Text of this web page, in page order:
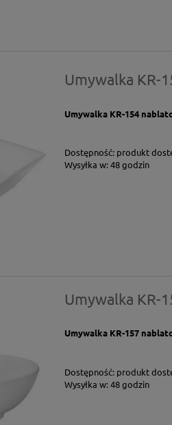
Umywalka KR-
Umywalka KR-154
Dostępność: produkt
Wysyłka w:48 godzin
Umywalka KR-
Umywalka KR-157
Dostępność: produkt
Wysyłka w:48 godzin